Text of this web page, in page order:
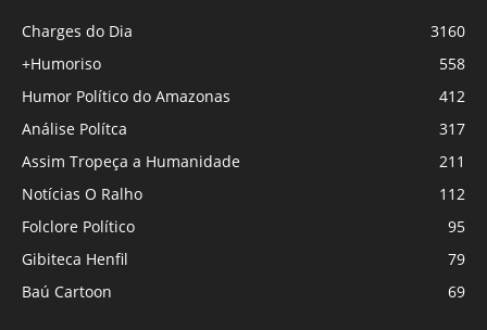
Charges do Dia
3160
+Humoriso
558
Humor Político do Amazonas
412
Análise Polítca
317
Assim Tropeça a Humanidade
211
Notícias O Ralho
112
Folclore Político
95
Gibiteca Henfil
79
Baú Cartoon
69